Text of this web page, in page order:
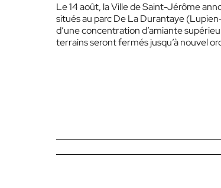
Le 14 août, la Ville de Saint-Jérôme
situés au parc De La Durantaye
d’une concentration d’amiante
terrains seront fermés jusqu’à nouvel